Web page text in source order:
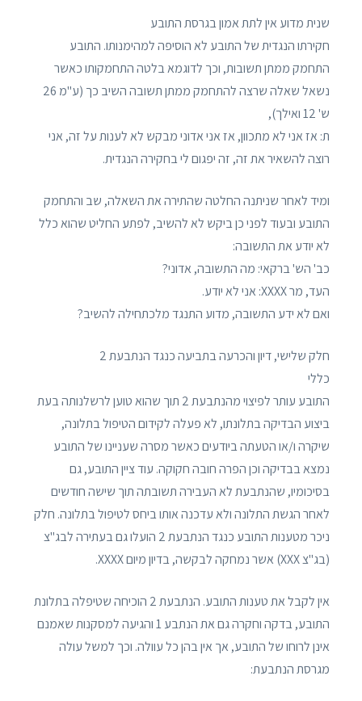
שנית מדוע אין לתת אמון בגרסת התובע
חקירתו הנגדית של התובע לא הוסיפה למהימנותו. התובע
התחמק ממתן תשובות, וכך לדוגמא בלטה התחמקותו כאשר
נשאל שאלה שרצה להתחמק ממתן תשובה השיב כך (ע"מ 26
ש' 12 ואילך),
ת: אז אני לא מתכוון, אז אני אדוני מבקש לא לענות על זה, אני
רוצה להשאיר את זה, זה יפגום לי בחקירה הנגדית.
ומיד לאחר שניתנה החלטה שהתירה את השאלה, שב והתחמק
התובע ובעוד לפני כן ביקש לא להשיב, לפתע החליט שהוא כלל
לא יודע את התשובה:
כב' הש' ברקאי: מה התשובה, אדוני?
העד, מר XXXX: אני לא יודע.
ואם לא ידע התשובה, מדוע התנגד מלכתחילה להשיב?
חלק שלישי, דיון והכרעה בתביעה כנגד הנתבעת 2
כללי
התובע עותר לפיצוי מהנתבעת 2 תוך שהוא טוען לרשלנותה בעת
ביצוע הבדיקה בתלונתו, לא פעלה לקידום הטיפול בתלונה,
שיקרה ו/או הטעתה ביודעים כאשר מסרה שעניינו של התובע
נמצא בבדיקה וכן הפרה חובה חקוקה. עוד ציין התובע, גם
בסיכומיו, שהנתבעת לא העבירה תשובתה תוך שישה חודשים
לאחר הגשת התלונה ולא עדכנה אותו ביחס לטיפול בתלונה. חלק
ניכר מטענות התובע כנגד הנתבעת 2 הועלו גם בעתירה לבג"צ
(בג"צ XXX) אשר נמחקה לבקשה, בדיון מיום XXXX.
אין לקבל את טענות התובע. הנתבעת 2 הוכיחה שטיפלה בתלונת
התובע, בדקה וחקרה גם את הנתבע 1 והגיעה למסקנות שאמנם
אינן לרוחו של התובע, אך אין בהן כל עוולה. וכך למשל עולה
מגרסת הנתבעת: